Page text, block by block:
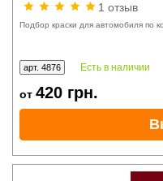
1 отзыв
Подбор краски для автомобиля по
арт. 4876 Есть в наличии
от 420 грн.